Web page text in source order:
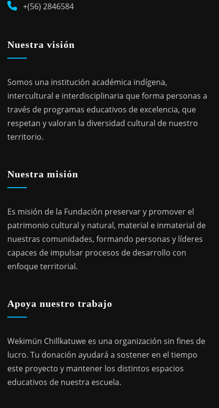
+(56) 2846584
Nuestra visión
Somos una institución académica indígena,
intercultural e interdisciplinaria que forma personas a
través de programas educativos de excelencia, que
respetan y valoran la diversidad cultural de nuestro
territorio.
Nuestra misión
Es misión de la Fundación preservar y promover el
patrimonio cultural y natural, material e inmaterial de
nuestras comunidades, formando personas y líderes
capaces de impulsar procesos de desarrollo con
enfoque territorial.
Apoya nuestro trabajo
Wekimün Chillkatuwe es una organización sin fines de
lucro. Tu donación ayudará a sostener en el tiempo
este proyecto y mantener los distintos espacios
educativos de nuestra escuela.